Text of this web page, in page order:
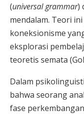
(universal grammar)
mendalam. Teori
koneksionisme
eksplorasi
teoretis semata
Dalam
bahwa seorang
fase